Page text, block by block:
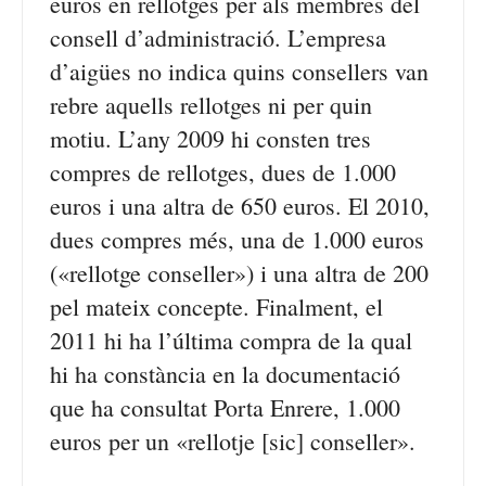
consell d’administració. L’empresa
d’aigües no indica quins consellers van
rebre aquells rellotges ni per quin
motiu. L’any 2009 hi consten tres
compres de rellotges, dues de 1.000
euros i una altra de 650 euros. El 2010,
dues compres més, una de 1.000 euros
(«rellotge conseller») i una altra de 200
pel mateix concepte. Finalment, el
2011 hi ha l’última compra de la qual
hi ha constància en la documentació
que ha consultat Porta Enrere, 1.000
euros per un «rellotje [sic] conseller».